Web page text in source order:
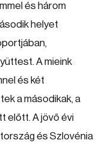
és három
helyet
A mieink
és két
a másodikak, a
előtt. A jövő évi
és Szlovénia